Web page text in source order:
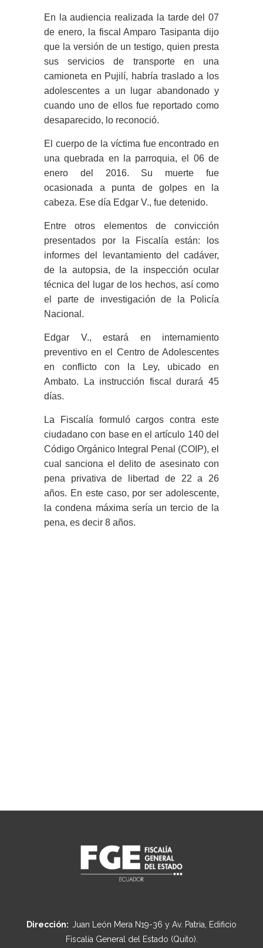
En la audiencia realizada la tarde del 07
de enero, la fiscal Amparo Tasipanta dijo
que la versión de un testigo, quien presta
sus servicios de transporte en una
camioneta en Pujilí, habría traslado a los
adolescentes a un lugar abandonado y
cuando uno de ellos fue reportado como
desaparecido, lo reconoció.
El cuerpo de la víctima fue encontrado en
una quebrada en la parroquia, el 06 de
enero del 2016. Su muerte fue
ocasionada a punta de golpes en la
cabeza. Ese día Edgar V., fue detenido.
Entre otros elementos de convicción
presentados por la Fiscalía están: los
informes del levantamiento del cadáver,
de la autopsia, de la inspección ocular
técnica del lugar de los hechos, así como
el parte de investigación de la Policía
Nacional.
Edgar V., estará en internamiento
preventivo en el Centro de Adolescentes
en conflicto con la Ley, ubicado en
Ambato. La instrucción fiscal durará 45
días.
La Fiscalía formuló cargos contra este
ciudadano con base en el artículo 140 del
Código Orgánico Integral Penal (COIP), el
cual sanciona el delito de asesinato con
pena privativa de libertad de 22 a 26
años. En este caso, por ser adolescente,
la condena máxima sería un tercio de la
pena, es decir 8 años.
Dirección: Juan León Mera N19-36 y Av. Patria, Edificio
Fiscalía General del Estado (Quito).